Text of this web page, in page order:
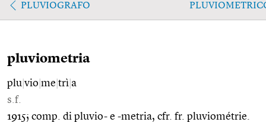
PLUVIOGRAFO
pluviometria
plu vio me trì a
s.f.
1915; comp. di pluvio- e -metria, cfr. fr. pluviométrie.